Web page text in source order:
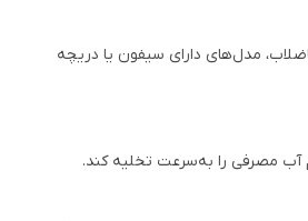
مدل‌های دارای سیفون یا دریچه
آب مصرفی را به‌سرعت تخلیه کند.